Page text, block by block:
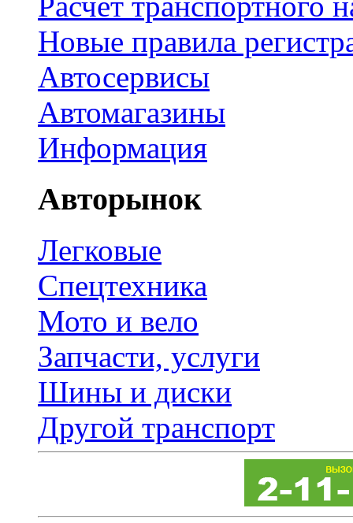
Новые правила
Автосервисы
Автомагазины
Информация
Авторынок
Легковые
Спецтехника
Мото и вело
Запчасти, услуги
Шины и диски
Другой транспорт